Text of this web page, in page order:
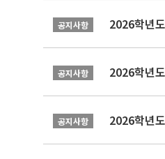
공지사항 2026학년
공지사항 2026학년
공지사항 2026학년